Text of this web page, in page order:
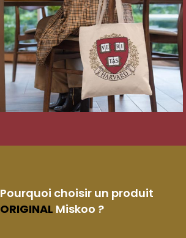
Pourquoi choisir un produit
ORIGINAL Miskoo ?